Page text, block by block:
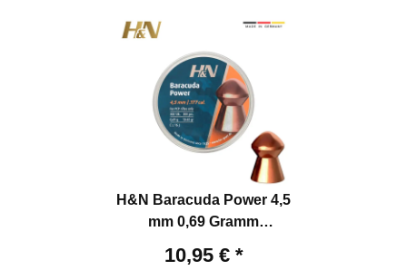
H&N Baracuda Power 4,5
mm 0,69 Gramm
10,95 € *